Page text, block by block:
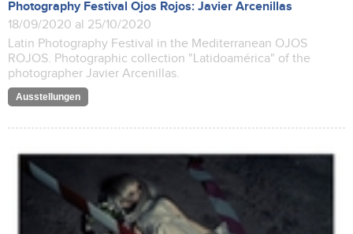
Photography Festival Ojos Rojos: Javier Arcenillas
18/09/2020 al 25/10/2020
Latin Photography Festival in the Mediterranean OJOS
ROJOS. Photographic collection "Latidoamérica" ​​of the
photographer Javier Arcenillas.
Ausstellungen